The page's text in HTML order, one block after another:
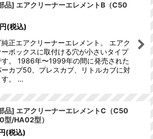
品] エアクリーナーエレメントB（C50
円(税込)
純正エアクリーナーエレメント。 エアク
ーボックスに取付ける穴が小さいタイプ
す。 1986年〜1999年の間に発売された
ーカブ50、プレスカブ、リトルカブに対
す。 …
品] エアクリーナーエレメントC（C50
型/HA02型）
(税込)